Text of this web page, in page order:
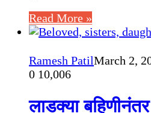
Read More »
Ramesh PatilMarch 2,
0 10,006
लाडक्या